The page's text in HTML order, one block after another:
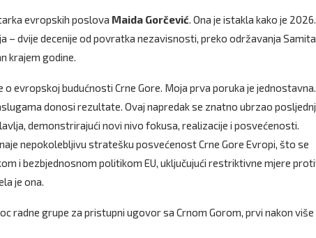
evropskih poslova Maida Gorčević. Ona je istakla kako je 2026.
dvije decenije od povratka nezavisnosti, preko održavanja Samita
krajem godine.
evropskoj budućnosti Crne Gore. Moja prva poruka je
donosi rezultate. Ovaj napredak se znatno ubrzao
demonstrirajući novi nivo fokusa, realizacije i posvećenosti.
nepokolebljivu stratešku posvećenost Crne Gore Evropi, što se
i bezbjednosnom politikom EU, uključujući restriktivne mjere
je ona.
radne grupe za pristupni ugovor sa Crnom Gorom, prvi nakon više